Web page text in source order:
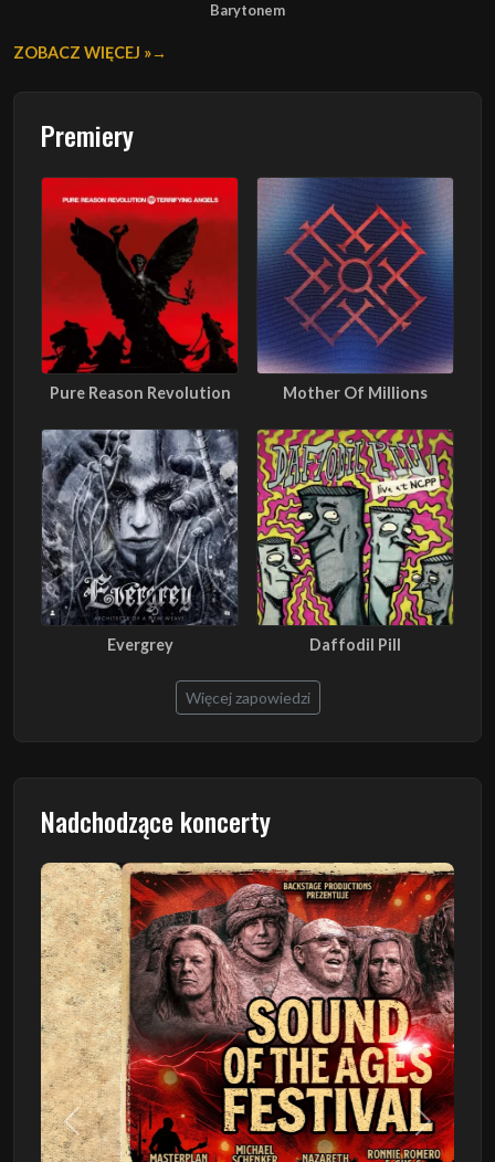
Barytonem
ZOBACZ WIĘCEJ »
Premiery
Pure Reason Revolution Mother Of Millions
Evergrey Daffodil Pill
Więcej zapowiedzi
Nadchodzące koncerty
Poprzedni Następny